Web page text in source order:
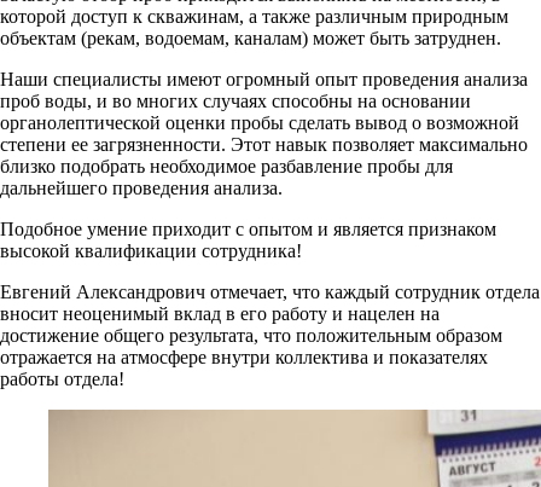
которой доступ к скважинам, а также различным природным
объектам (рекам, водоемам, каналам) может быть затруднен.
Наши специалисты имеют огромный опыт проведения анализа
проб воды, и во многих случаях способны на основании
органолептической оценки пробы сделать вывод о возможной
степени ее загрязненности. Этот навык позволяет максимально
близко подобрать необходимое разбавление пробы для
дальнейшего проведения анализа.
Подобное умение приходит с опытом и является признаком
высокой квалификации сотрудника!
Евгений Александрович отмечает, что каждый сотрудник отдела
вносит неоценимый вклад в его работу и нацелен на
достижение общего результата, что положительным образом
отражается на атмосфере внутри коллектива и показателях
работы отдела!